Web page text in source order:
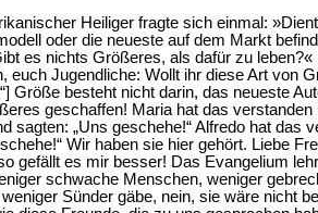
Heiliger fragte sich einmal:
oder die neueste auf dem Markt
es nichts Größeres, als dafür zu
euch Jugendliche: Wollt ihr diese Art
Größe besteht nicht darin, das neueste
geschaffen! Maria hat das
sagten: „Uns geschehe!“ Alfredo hat das
Wir haben sie hier gehört. Liebe
gefällt es mir besser! Das Evangelium
schwache Menschen, weniger
Sünder gäbe, nein, sie wäre nicht